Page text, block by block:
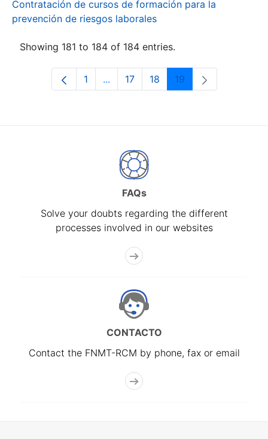
Contratación de cursos de formación para la
prevención de riesgos laborales
Showing 181 to 184 of 184 entries.
Page
1 ...Intermediate Pages Use TAB to
Page
17 Page
18 Page
19
FAQs
Solve your doubts regarding the different
processes involved in our websites
CONTACTO
Contact the FNMT-RCM by phone, fax or email